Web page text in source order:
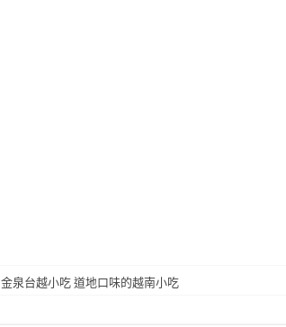
金泉台越小吃 道地口味的越南小吃
愛豐原卡 12年紀念版更新